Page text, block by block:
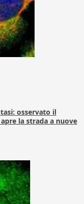
osservato il
la strada a nuove